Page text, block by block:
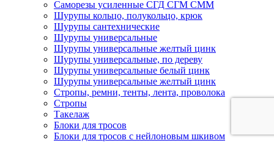
Саморезы усиленные СГД СГМ СММ
Шурупы кольцо, полукольцо, крюк
Шурупы сантехнические
Шурупы универсальные
Шурупы универсальные желтый цинк
Шурупы универсальные, по дереву
Шурупы универсальные белый цинк
Шурупы универсальные желтый цинк
Стропы, ремни, тенты, лента, проволока
Стропы
Такелаж
Блоки для тросов
Блоки для тросов с нейлоновым шкивом